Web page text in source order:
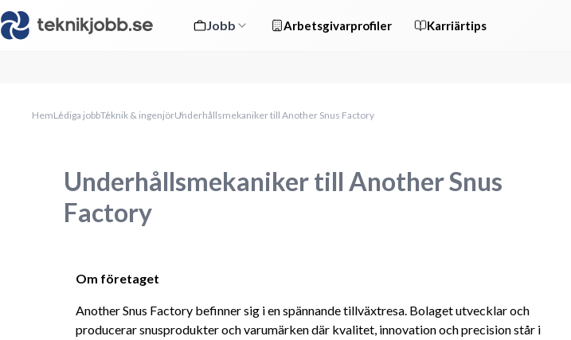
Jobb Arbetsgivarprofiler Karriärtips
HemLediga jobbTeknik & ingenjörUnderhållsmekaniker till Another Snus Factory
Underhållsmekaniker till Another Snus
Factory
Om företaget
Another Snus Factory befinner sig i en spännande tillväxtresa. Bolaget utvecklar och
producerar snusprodukter och varumärken där kvalitet, innovation och precision står i